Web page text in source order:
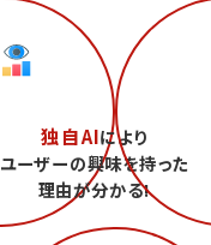
独自AIにより
ユーザーの興味を持った
理由が分かる!